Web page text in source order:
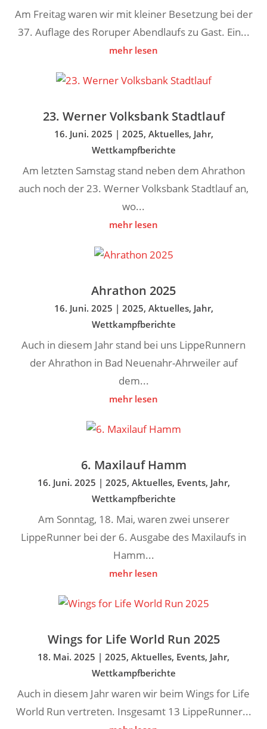
Am Freitag waren wir mit kleiner Besetzung bei der
37. Auflage des Roruper Abendlaufs zu Gast. Ein...
mehr lesen
23. Werner Volksbank Stadtlauf
16. Juni. 2025 | 2025, Aktuelles, Jahr,
Wettkampfberichte
Am letzten Samstag stand neben dem Ahrathon
auch noch der 23. Werner Volksbank Stadtlauf an,
wo...
mehr lesen
Ahrathon 2025
16. Juni. 2025 | 2025, Aktuelles, Jahr,
Wettkampfberichte
Auch in diesem Jahr stand bei uns LippeRunnern
der Ahrathon in Bad Neuenahr-Ahrweiler auf
dem...
mehr lesen
6. Maxilauf Hamm
16. Juni. 2025 | 2025, Aktuelles, Events, Jahr,
Wettkampfberichte
Am Sonntag, 18. Mai, waren zwei unserer
LippeRunner bei der 6. Ausgabe des Maxilaufs in
Hamm...
mehr lesen
Wings for Life World Run 2025
18. Mai. 2025 | 2025, Aktuelles, Events, Jahr,
Wettkampfberichte
Auch in diesem Jahr waren wir beim Wings for Life
World Run vertreten. Insgesamt 13 LippeRunner...